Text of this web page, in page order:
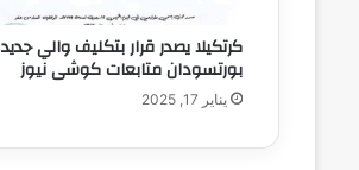
كرتكيلا يصدر قرار بتكليف والي جديد
بورتسودان متابعات كوشى نيوز
يناير 17, 2025